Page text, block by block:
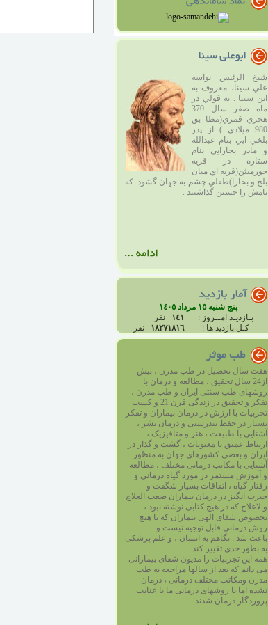
شيخ الرئيس نواسه
علي سينا، ‌معروف به
ابن سينا . به قولي در
ماه صفر سال 370
هجري قمري(مطا بق
980 ميلادي ) از پدر
بلخي ايي بنام عبدالله
و مادر بخارايي بنام
ستاره در قريه
خورميثن(قريه اي ميان
بلخ و بخارا)طفلي چشم به جهان گشود .كه
نامش را حسين گذاشتند .
پنج شنبه ١٥ مرداد ١٤٠٥
بـازدیـد امــروز :
کـل بازديد ها :
١٤١ نفر
١٨٢٧١٨١٦ نفر
هفت سال تحصیل در طب مدرن ، بیش
از24 سال تحقیق ، مطالعه و درمان با
روشهای طب سنتی ایران و طب مدرن ،
تفکر و تحقيق در زندگی قرن 21 و کسب
تجربیات با ارزش در درمان بیماران و تفکر
بسیار در حفظ تندرستی و درمان بشر ،
آشنایی با طبیعت ، هنر و متافیزیک ،
ارتباط عمیق با معنویات ، گشت و گذار در
ایران و بعضی کشورهای جهان به منظور
آشنایی با مکاتب درمانی مختلف ، مطالعه
و آموزش مستمر در مورد گياه درماني و
رفتار گياه ، اتفاقات بسیار شگفت و
حیرت انگیز در درمان بیماران صعب العلاج
و لاعلاج که در هیچ کتابی نوشته نبود ،
بخصوص شفای الهی بیماران که با هیچ
روش درمانی قابل توجیه نیست و .......
باعث شد : نگاهم به انسان ، و علم پزشکی
به بطور جدي تغییر کند .
همه این تجربیات را مدیون شفای بیمارانی
می دانم که بعد از سالها مراجعه به طب
مدرن ومکاتب مختلف درمانی ، درمان
نشده اما با روشهای درمانی ما با عنايت
پروردگار درمان شدند